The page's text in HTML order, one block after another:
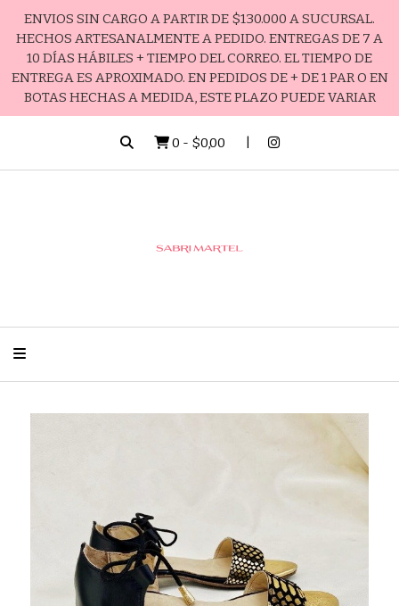
ENVIOS SIN CARGO A PARTIR DE $130.000 A SUCURSAL.
HECHOS ARTESANALMENTE A PEDIDO. ENTREGAS DE 7 A
10 DÍAS HÁBILES + TIEMPO DEL CORREO. EL TIEMPO DE
ENTREGA ES APROXIMADO. EN PEDIDOS DE + DE 1 PAR O EN
BOTAS HECHAS A MEDIDA, ESTE PLAZO PUEDE VARIAR
0 - $0,00